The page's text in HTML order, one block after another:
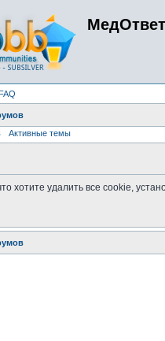
FAQ
Активные темы
хотите удалить все cookie,